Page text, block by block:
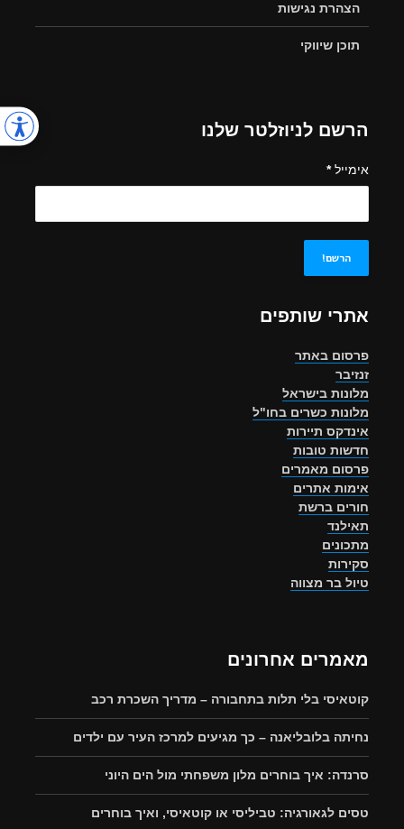
הצהרת נגישות
תוכן שיווקי
הרשם לניוזלטר שלנו
אימייל*
אתרי שותפים
פרסום באתר
זנזיבר
מלונות בישראל
מלונות כשרים בחו"ל
אינדקס תיירות
חדשות טובות
פרסום מאמרים
אימות אתרים
חורים ברשת
תאילנד
מתכונים
סקירות
טיול בר מצווה
מאמרים אחרונים
קוטאיסי בלי תלות בתחבורה – מדריך השכרת רכב
נחיתה בלובליאנה – כך מגיעים למרכז העיר עם ילדים
סרנדה: איך בוחרים מלון משפחתי מול הים היוני
טסים לגאורגיה: טביליסי או קוטאיסי, ואיך בוחרים